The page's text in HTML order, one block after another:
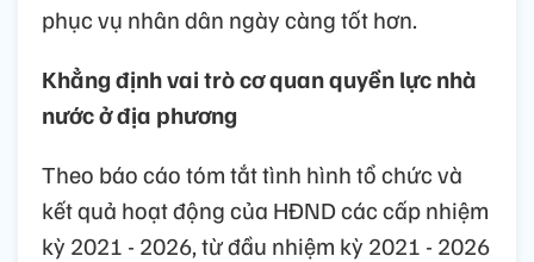
phục vụ nhân dân ngày càng tốt hơn.
Khẳng định vai trò cơ quan quyền lực nhà
nước ở địa phương
Theo báo cáo tóm tắt tình hình tổ chức và
kết quả hoạt động của HĐND các cấp nhiệm
kỳ 2021 - 2026, từ đầu nhiệm kỳ 2021 - 2026